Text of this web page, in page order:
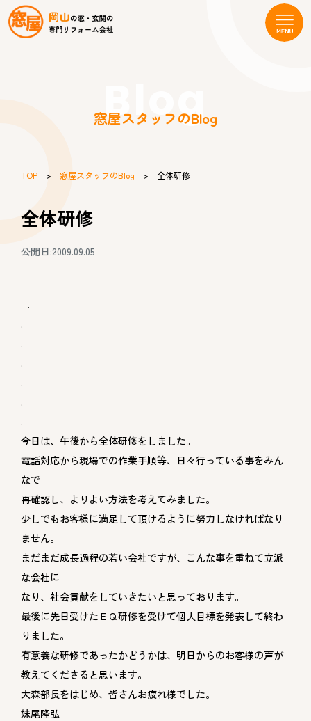
Blog
窓屋スタッフのBlog
TOP > 窓屋スタッフのBlog > 全体研修
全体研修
公開日:2009.09.05
.
.
.
.
.
.
.
今日は、午後から全体研修をしました。
電話対応から現場での作業手順等、日々行っている事をみん
なで
再確認し、よりよい方法を考えてみました。
少しでもお客様に満足して頂けるように努力しなければなり
ません。
まだまだ成長過程の若い会社ですが、こんな事を重ねて立派
な会社に
なり、社会貢献をしていきたいと思っております。
最後に先日受けたＥＱ研修を受けて個人目標を発表して終わ
りました。
有意義な研修であったかどうかは、明日からのお客様の声が
教えてくださると思います。
大森部長をはじめ、皆さんお疲れ様でした。
妹尾隆弘